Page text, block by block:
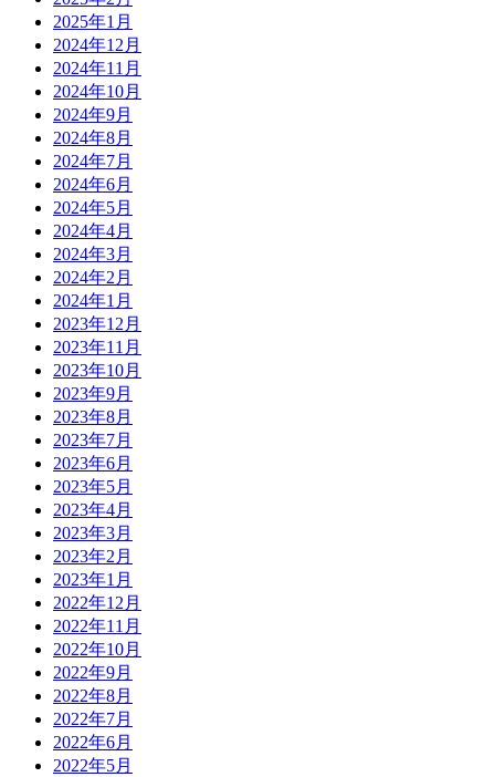
2025年1月
2024年12月
2024年11月
2024年10月
2024年9月
2024年8月
2024年7月
2024年6月
2024年5月
2024年4月
2024年3月
2024年2月
2024年1月
2023年12月
2023年11月
2023年10月
2023年9月
2023年8月
2023年7月
2023年6月
2023年5月
2023年4月
2023年3月
2023年2月
2023年1月
2022年12月
2022年11月
2022年10月
2022年9月
2022年8月
2022年7月
2022年6月
2022年5月